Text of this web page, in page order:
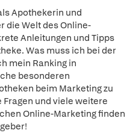
Apothekerin und
die Welt des Online-
Anleitungen und Tipps
Was muss ich bei der
mein Ranking in
besonderen
beim Marketing zu
und viele weitere
Online-Marketing finden